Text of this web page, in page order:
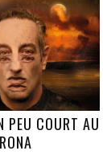
PEU COURT AU